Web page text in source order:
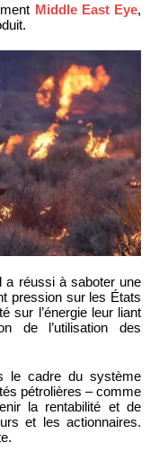
Middle East Eye,
a réussi à saboter une
pression sur les États
sur l’énergie leur liant
de l’utilisation des
le cadre du système
pétrolières – comme
la rentabilité et de
et les actionnaires.